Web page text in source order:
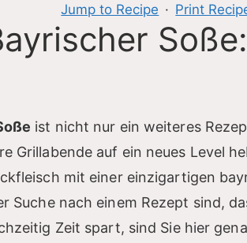
Jump to Recipe · Print
ist nicht nur ein weiteres
Grillabende auf ein neues Level
mit einer einzigartigen
Suche nach einem Rezept sind,
Zeit spart, sind Sie hier